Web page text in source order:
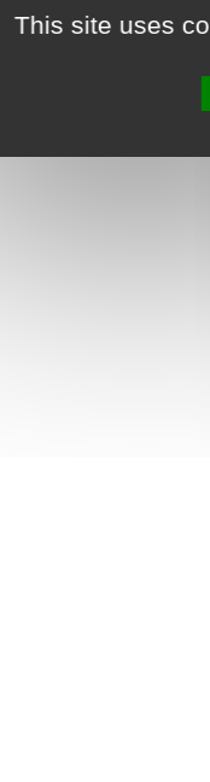
This site uses